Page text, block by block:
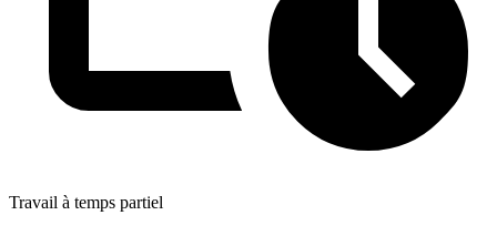
Travail à temps partiel